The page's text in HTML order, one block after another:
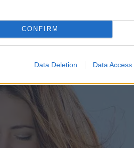
CONFIRM
Data Deletion Data Access
die Analyse aktueller,
nur, wenn der Benutzer